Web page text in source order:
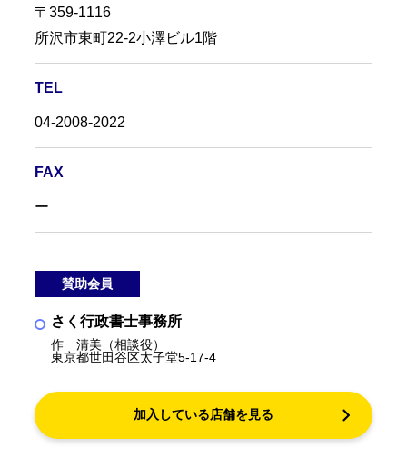
〒359-1116
所沢市東町22-2小澤ビル1階
TEL
04-2008-2022
FAX
ー
賛助会員
さく行政書士事務所
作 清美（相談役）
東京都世田谷区太子堂5-17-4
加入している店舗を見る